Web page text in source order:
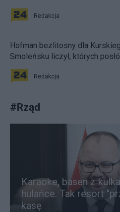
Redakcja
Hofman bezlitosny dla
Smoleńsku liczył, których
Redakcja
#Rząd
Karaoke, basen z
hulańce. Tak resort
kasę